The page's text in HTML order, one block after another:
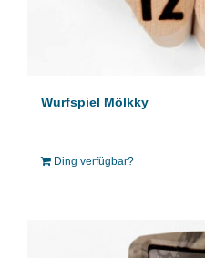
Wurfspiel Mölkky
Ding verfügbar?